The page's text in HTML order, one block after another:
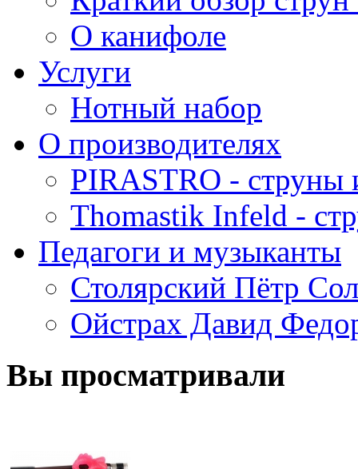
О канифоле
Услуги
Нотный набор
О производителях
PIRASTRO - струны
Thomastik Infeld -
Педагоги и музыканты
Столярский Пётр
Ойстрах Давид
Вы просматривали